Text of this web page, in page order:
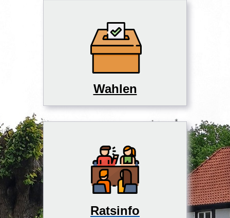
Wahlen
Ratsinfo